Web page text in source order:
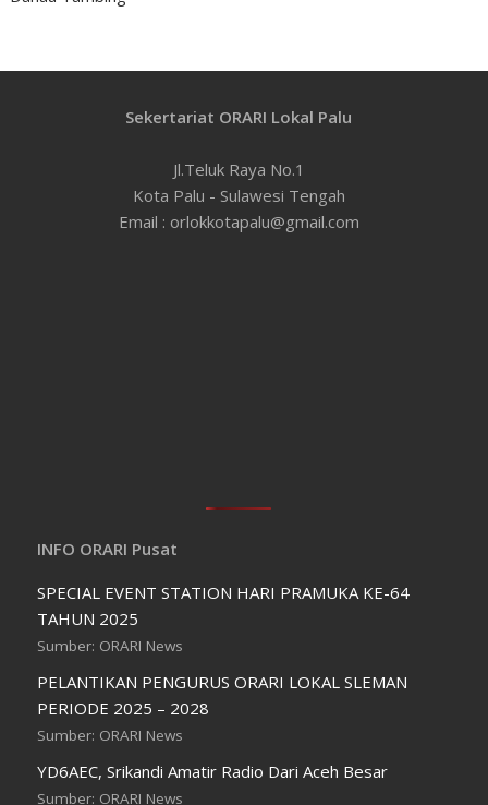
Sekertariat ORARI Lokal Palu
Jl.Teluk Raya No.1
Kota Palu - Sulawesi Tengah
Email : orlokkotapalu@gmail.com
INFO ORARI Pusat
SPECIAL EVENT STATION HARI PRAMUKA KE-64
TAHUN 2025
Sumber: ORARI News
PELANTIKAN PENGURUS ORARI LOKAL SLEMAN
PERIODE 2025 – 2028
Sumber: ORARI News
YD6AEC, Srikandi Amatir Radio Dari Aceh Besar
Sumber: ORARI News